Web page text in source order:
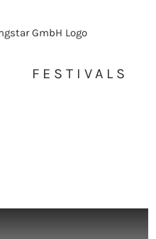
FESTIVALS